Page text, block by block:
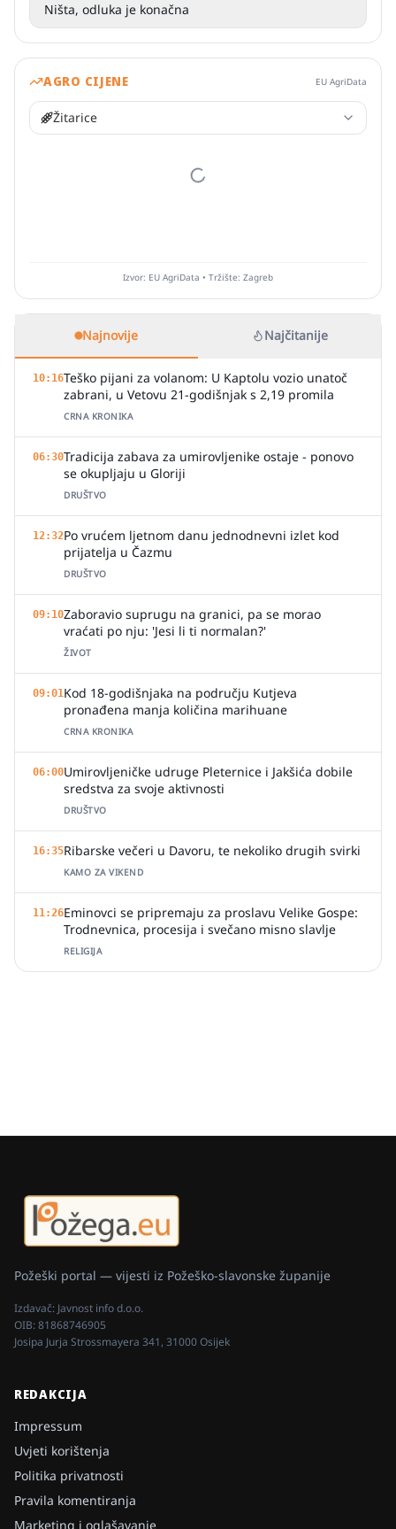
Ništa, odluka je konačna
AGRO CIJENE EU AgriData
Žitarice
Izvor: EU AgriData • Tržište: Zagreb
Najnovije Najčitanije
10:16Teško pijani za volanom: U Kaptolu vozio unatoč
zabrani, u Vetovu 21-godišnjak s 2,19 promila
CRNA KRONIKA
06:30Tradicija zabava za umirovljenike ostaje - ponovo
se okupljaju u Gloriji
DRUŠTVO
12:32Po vrućem ljetnom danu jednodnevni izlet kod
prijatelja u Čazmu
DRUŠTVO
09:10Zaboravio suprugu na granici, pa se morao
vraćati po nju: 'Jesi li ti normalan?'
ŽIVOT
09:01Kod 18-godišnjaka na području Kutjeva
pronađena manja količina marihuane
CRNA KRONIKA
06:00Umirovljeničke udruge Pleternice i Jakšića dobile
sredstva za svoje aktivnosti
DRUŠTVO
16:35Ribarske večeri u Davoru, te nekoliko drugih svirki
KAMO ZA VIKEND
11:26Eminovci se pripremaju za proslavu Velike Gospe:
Trodnevnica, procesija i svečano misno slavlje
RELIGIJA
Požeški portal — vijesti iz Požeško-slavonske županije
Izdavač: Javnost info d.o.o.
OIB:81868746905
Josipa Jurja Strossmayera 341, 31000 Osijek
REDAKCIJA
Impressum
Uvjeti korištenja
Politika privatnosti
Pravila komentiranja
Marketing i oglašavanje